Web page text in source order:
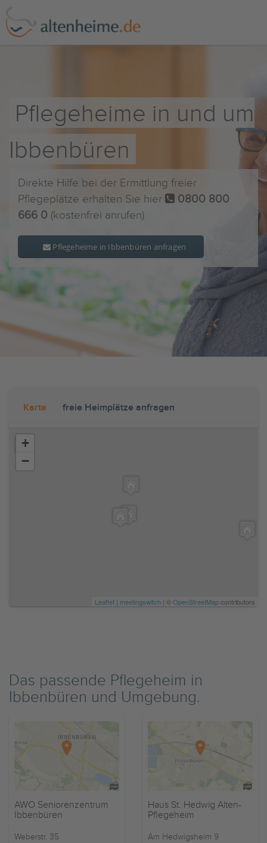
Pflegeheime in und um
Ibbenbüren
Direkte Hilfe bei der Ermittlung freier
Pflegeplätze erhalten Sie hier
0800 800
666 0 (kostenfrei anrufen)
Pflegeheime in Ibbenbüren anfragen
Karte freie Heimplätze anfragen
+
−
Leaflet | meetingswitch | ©OpenStreetMapcontributors
Das passende Pflegeheim in
Ibbenbüren und Umgebung.
AWO Seniorenzentrum
Ibbenbüren
Weberstr. 35
Haus St. Hedwig Alten-
Pflegeheim
Am Hedwigsheim 9